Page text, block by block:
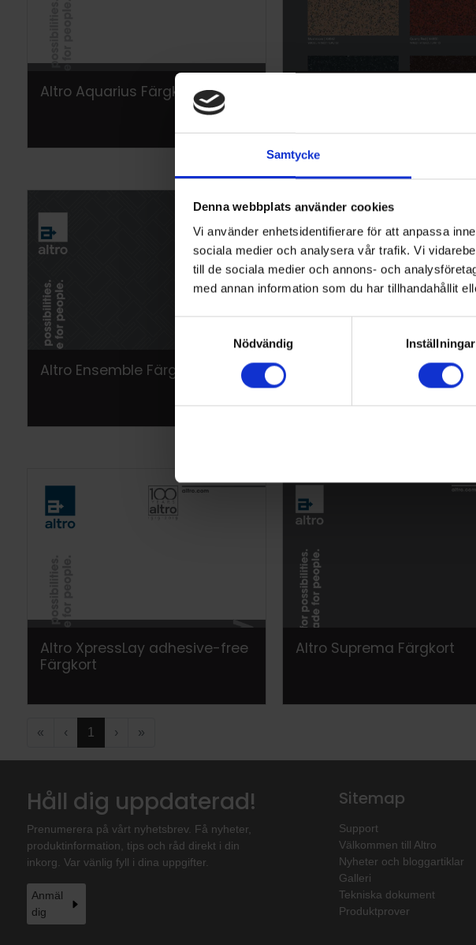
Samtycke
Denna webbplats använder cookies
Vi använder enhetsidentifierare för att anpassa
sociala medier och analysera vår trafik. Vi
till de sociala medier och annons- och
med annan information som du har tillhandahållit
Nödvändig
Inställningar
Altro Aquarius Färgkort
Altro Ensemble Färgkort Altro Reliance 25 Färgkort
Altro XpressLay adhesive-free
Färgkort
Altro Suprema Färgkort
« ‹ 1 › »
Håll dig uppdaterad!
Prenumerera på vårt nyhetsbrev. Få nyheter,
produktinformation, tips och råd direkt i din
inkorg. Var vänlig fyll i dina uppgifter.
Anmäl
dig
Sitemap
Support
Välkommen till Altro
Nyheter och bloggartiklar
Galleri
Tekniska dokument
Produktprover